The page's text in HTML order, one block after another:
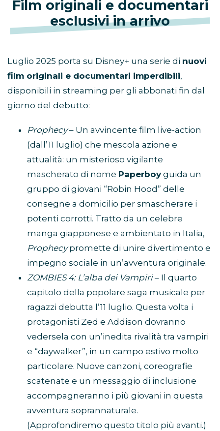
Film originali e documentari
esclusivi in arrivo
Luglio 2025 porta su Disney+ una serie di nuovi
film originali e documentari imperdibili,
disponibili in streaming per gli abbonati fin dal
giorno del debutto:
Prophecy– Un avvincente film live-action
(dall’11 luglio) che mescola azione e
attualità: un misterioso vigilante
mascherato di nome Paperboyguida un
gruppo di giovani “Robin Hood” delle
consegne a domicilio per smascherare i
potenti corrotti. Tratto da un celebre
manga giapponese e ambientato in Italia,
Prophecypromette di unire divertimento e
impegno sociale in un’avventura originale.
ZOMBIES 4: L’alba dei Vampiri– Il quarto
capitolo della popolare saga musicale per
ragazzi debutta l’11 luglio. Questa volta i
protagonisti Zed e Addison dovranno
vedersela con un’inedita rivalità tra vampiri
e “daywalker”, in un campo estivo molto
particolare. Nuove canzoni, coreografie
scatenate e un messaggio di inclusione
accompagneranno i più giovani in questa
avventura soprannaturale.
(Approfondiremo questo titolo più avanti.)